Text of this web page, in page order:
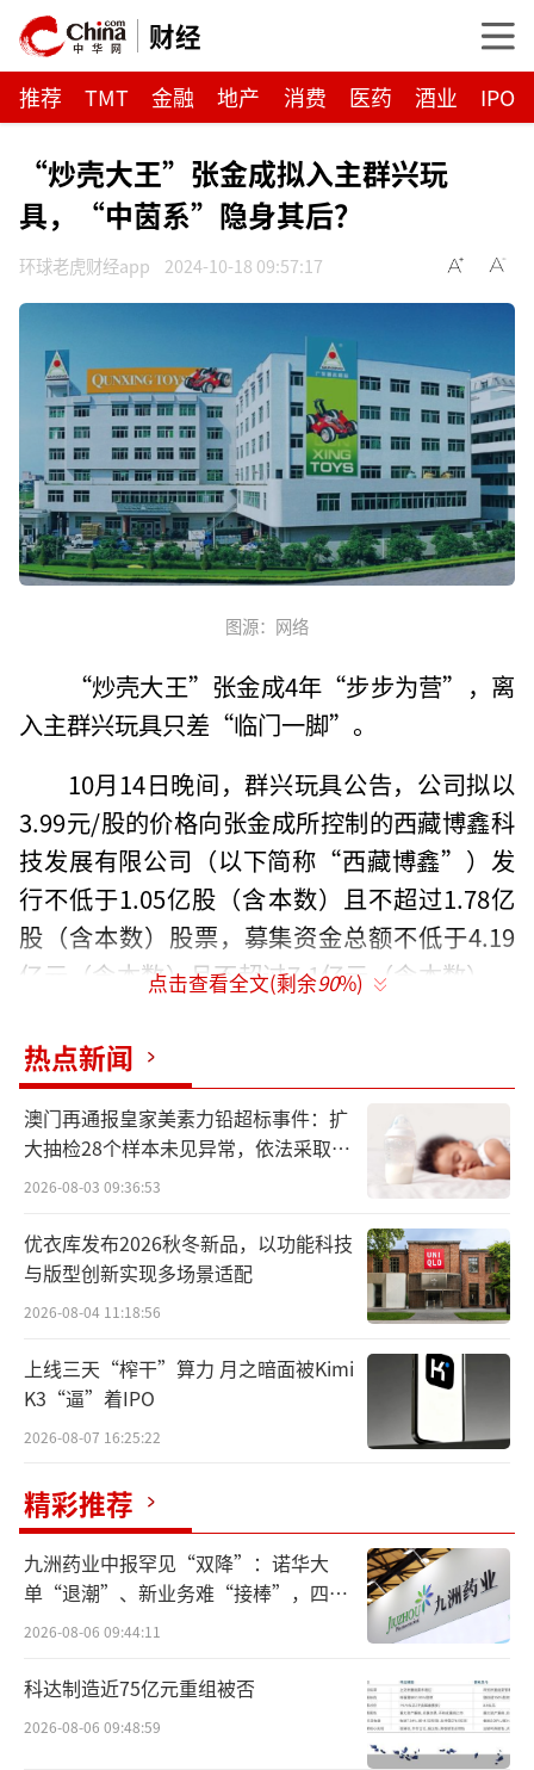
财经
推荐 TMT 金融 地产 消费 医药 酒业 IPO
“炒壳大王”张金成拟入主群兴玩
具，“中茵系”隐身其后？
环球老虎财经app 2024-10-18 09:57:17
图源：网络
“炒壳大王”张金成4年“步步为营”，离
入主群兴玩具只差“临门一脚”。
10月14日晚间，群兴玩具公告，公司拟以
3.99元/股的价格向张金成所控制的西藏博鑫科
技发展有限公司（以下简称“西藏博鑫”）发
行不低于1.05亿股（含本数）且不超过1.78亿
股（含本数）股票，募集资金总额不低于4.19
亿元（含本数）且不超过7.1亿元（含本数）。
藏博鑫，实际控制人将变更为张金成。
10月15日，群兴玩具涨停，报收6.06元/
股，最新市值38.95亿元。
据悉，张金成十分擅长资本运作，曾因炒
作ST宏盛（现宇通重工）获益超4亿元成名，且
曾在“中茵系”公司任职多年。
局，彼时群兴玩具濒临退市，张金成出借上亿
元给公司的前实控人王叁寿代还占用资金，并
带领公司“跨界”卖酒，成功保壳，此后他便
一直担任公司董事长。
值得一提的是，深挖群兴玩具股东名单及
大客户后可以发现，在张金成“接棒”群兴玩
具的过程中，他的老东家中茵集团及其实控人
高建荣家族相关人士一直隐现其后。
“炒壳大王”张金成
欲入主群兴玩具
点击查看全文(剩余90%)
热点新闻
澳门再通报皇家美素力铅超标事件：扩
大抽检28个样本未见异常，依法采取预
防性下架
2026-08-03 09:36:53
优衣库发布2026秋冬新品，以功能科技
与版型创新实现多场景适配
2026-08-04 11:18:56
上线三天“榨干”算力 月之暗面被Kimi
K3“逼”着IPO
2026-08-07 16:25:22
精彩推荐
九洲药业中报罕见“双降”：诺华大
单“退潮”、新业务难“接棒”，四大
难关待闯
2026-08-06 09:44:11
科达制造近75亿元重组被否
2026-08-06 09:48:59